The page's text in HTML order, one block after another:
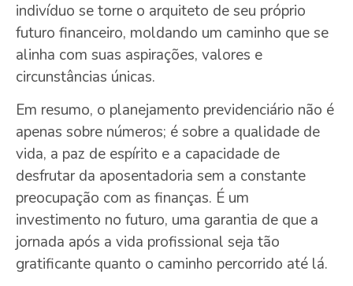
indivíduo se torne o arquiteto de seu próprio
futuro financeiro, moldando um caminho que se
alinha com suas aspirações, valores e
circunstâncias únicas.
Em resumo, o planejamento previdenciário não é
apenas sobre números; é sobre a qualidade de
vida, a paz de espírito e a capacidade de
desfrutar da aposentadoria sem a constante
preocupação com as finanças. É um
investimento no futuro, uma garantia de que a
jornada após a vida profissional seja tão
gratificante quanto o caminho percorrido até lá.